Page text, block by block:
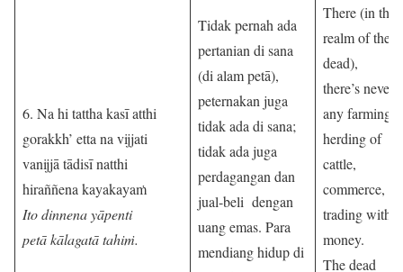
6. Na hi tattha kasī atthi
gorakkh’ etta na vijjati
vanijjā tādisī natthi
hiraññena kayakayaṁ
Ito dinnena yāpenti
petā kālagatā tahiṁ.
Tidak pernah ada
pertanian di sana
(di alam petā),
peternakan juga
tidak ada di sana;
tidak ada juga
perdagangan dan
jual-beli dengan
uang emas. Para
mendiang hidup di
There (in the
realm of the
dead),
there’s never
any farming,
herding of
cattle,
commerce,
trading with
money.
The dead